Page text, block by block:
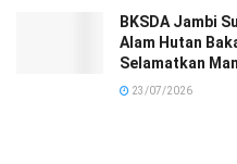
BKSDA Jambi
Alam Hutan
Selamatkan
23/07/2026